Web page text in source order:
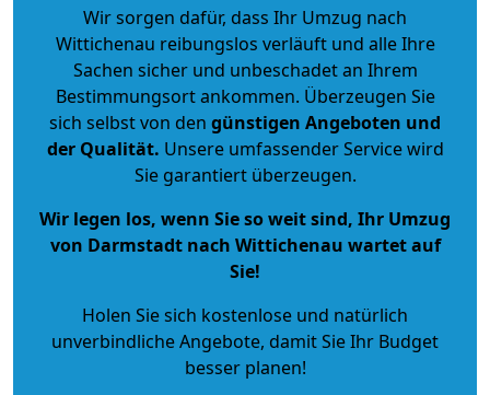
Wir sorgen dafür, dass Ihr Umzug nach
Wittichenau reibungslos verläuft und alle Ihre
Sachen sicher und unbeschadet an Ihrem
Bestimmungsort ankommen. Überzeugen Sie
sich selbst von den günstigen Angeboten und
der Qualität. Unsere umfassender Service wird
Sie garantiert überzeugen.
Wir legen los, wenn Sie so weit sind, Ihr Umzug
von Darmstadt nach Wittichenau wartet auf
Sie!
Holen Sie sich kostenlose und natürlich
unverbindliche Angebote, damit Sie Ihr Budget
besser planen!